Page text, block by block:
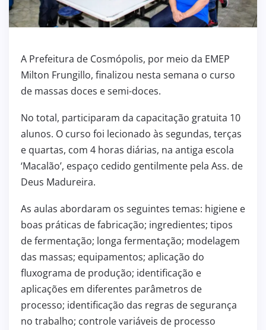
A Prefeitura de Cosmópolis, por meio da EMEP
Milton Frungillo, finalizou nesta semana o curso
de massas doces e semi-doces.
No total, participaram da capacitação gratuita 10
alunos. O curso foi lecionado às segundas, terças
e quartas, com 4 horas diárias, na antiga escola
‘Macalão’, espaço cedido gentilmente pela Ass. de
Deus Madureira.
As aulas abordaram os seguintes temas: higiene e
boas práticas de fabricação; ingredientes; tipos
de fermentação; longa fermentação; modelagem
das massas; equipamentos; aplicação do
fluxograma de produção; identificação e
aplicações em diferentes parâmetros de
processo; identificação das regras de segurança
no trabalho; controle variáveis de processo